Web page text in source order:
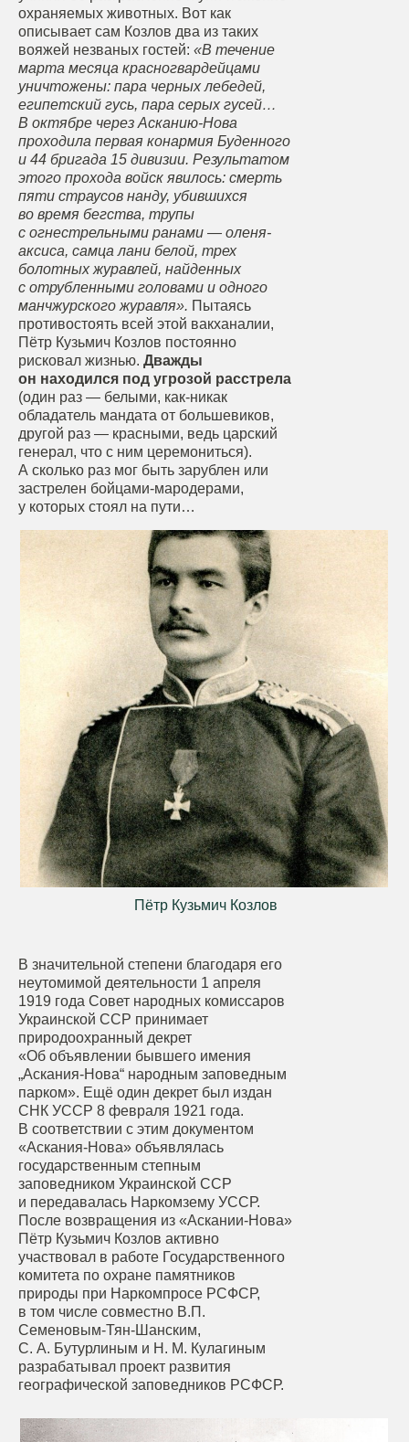
Пётр Кузьмич Козлов
охраняемых животных. Вот как
описывает сам Козлов два из таких
вояжей незваных гостей: «В течение
марта месяца красногвардейцами
уничтожены: пара черных лебедей,
египетский гусь, пара серых гусей…
В октябре через Асканию-Нова
проходила первая конармия Буденного
и 44 бригада 15 дивизии. Результатом
этого прохода войск явилось: смерть
пяти страусов нанду, убившихся
во время бегства, трупы
с огнестрельными ранами — оленя-
аксиса, самца лани белой, трех
болотных журавлей, найденных
с отрубленными головами и одного
манчжурского журавля». Пытаясь
противостоять всей этой вакханалии,
Пётр Кузьмич Козлов постоянно
рисковал жизнью. Дважды
он находился под угрозой расстрела
(один раз — белыми, как-никак
обладатель мандата от большевиков,
другой раз — красными, ведь царский
генерал, что с ним церемониться).
А сколько раз мог быть зарублен или
застрелен бойцами-мародерами,
у которых стоял на пути…
В значительной степени благодаря его
неутомимой деятельности 1 апреля
1919 года Совет народных комиссаров
Украинской ССР принимает
природоохранный декрет
«Об объявлении бывшего имения
„Аскания-Нова“ народным заповедным
парком». Ещё один декрет был издан
СНК УССР 8 февраля 1921 года.
В соответствии с этим документом
«Аскания-Нова» объявлялась
государственным степным
заповедником Украинской ССР
и передавалась Наркомзему УССР.
После возвращения из «Аскании-Нова»
Пётр Кузьмич Козлов активно
участвовал в работе Государственного
комитета по охране памятников
природы при Наркомпросе РСФСР,
в том числе совместно В.П.
Семеновым-Тян-Шанским,
С. А. Бутурлиным и Н. М. Кулагиным
разрабатывал проект развития
географической заповедников РСФСР.